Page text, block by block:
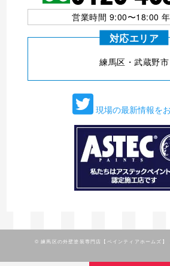
営業時間 9:00〜18:00
対応エリア
練⾺区・武蔵野市
現場の最新情報を
©練馬区の外壁塗装専門店【ペインティアホームズ】